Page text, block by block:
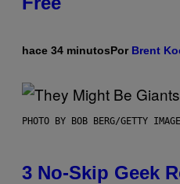
hace 34 minutosPor Brent
PHOTO BY BOB BERG/GETTY
3 No-Skip Geek